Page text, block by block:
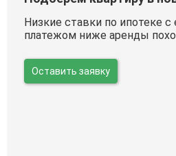
Низкие ставки по ипотеке
платежом ниже аренды
Оставить заявку